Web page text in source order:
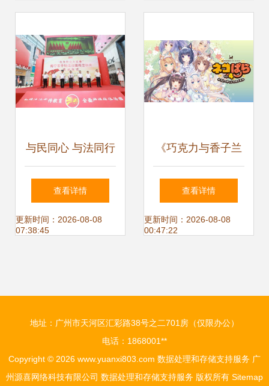
与民同心 与法同行
我为群众办实事
—— 南宁市千场法
与存储支持服务健
康发展
查看详情
更新时间：2026-08-08
07:38:45
《巧克力与香子兰
4》登陆Switch 甜
蜜冒险开启新篇章
查看详情
更新时间：2026-08-08
00:47:22
地址：广州市天河区汇彩路38号之二701房（仅限办公）
电话：1868001**
Copyright © 2026 www.yuanxi803.com 数据处理和存储支持服务 广
州源喜网络科技有限公司 数据处理和存储支持服务 版权所有 Sitemap